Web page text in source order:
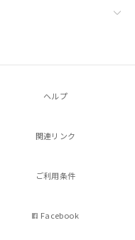
ヘルプ
関連リンク
ご利用条件
Facebook